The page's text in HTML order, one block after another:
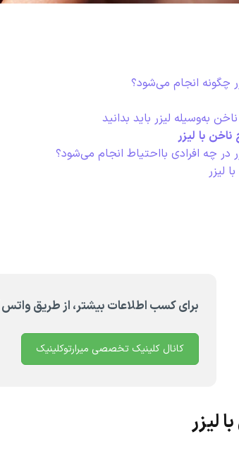
چگونه انجام می‌شود؟
به‌وسیله لیزر باید بدانید
ناخن با لیزر
در چه افرادی بااحتیاط انجام می‌شود؟
لیزر
برای کسب اطلاعات بیشتر، از طریق واتس
کانال کلینیک تخصصی میرارتوکلینیک
لیزر